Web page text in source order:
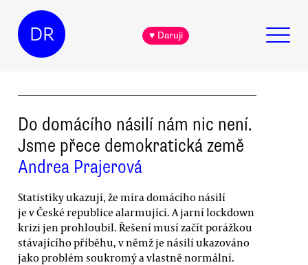
DR ♥ Daruji
Do domácího násilí nám nic není.
Jsme přece demokratická země
Andrea Prajerová
Statistiky ukazují, že míra domácího násilí
je v České republice alarmující. A jarní lockdown
krizi jen prohloubil. Řešení musí začít porážkou
stávajícího příběhu, v němž je násilí ukazováno
jako problém soukromý a vlastně normální.